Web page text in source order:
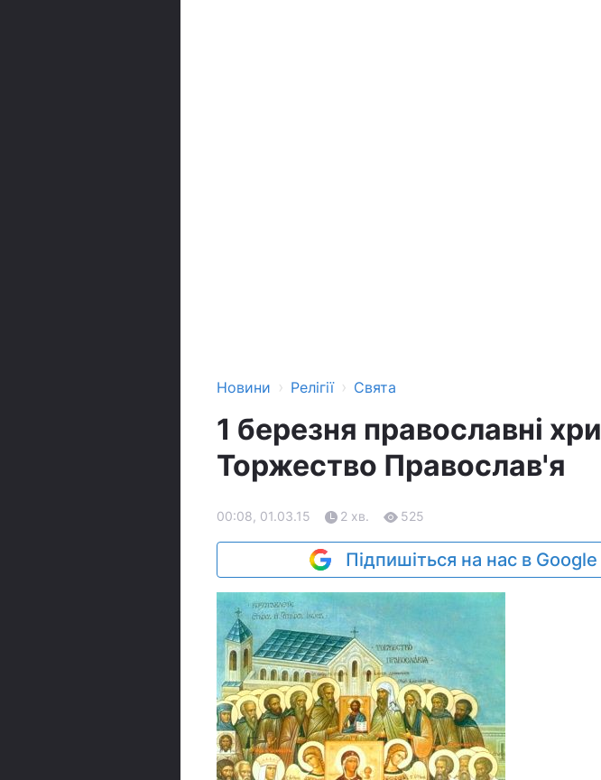
Новини › Релігії › Свята
1 березня православні
Торжество Православ'я
00:08, 01.03.15 2 хв. 525
Підпишіться на нас в Google